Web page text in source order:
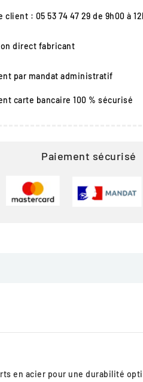
client : 05 53 74 47 29 de 9h00 à
direct fabricant
par mandat administratif
carte bancaire 100 % sécurisé
Paiement sécurisé
en acier pour une durabilité